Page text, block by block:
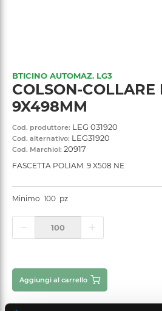
BTICINO AUTOMAZ. LG3
COLSON-COLLARE
9X498MM
Cod. produttore: LEG 031920
Cod. alternativo: LEG31920
Cod. Marchiol: 20917
FASCETTA POLIAM. 9 X508 NE
Minimo 100 pz
Aggiungi al carrello